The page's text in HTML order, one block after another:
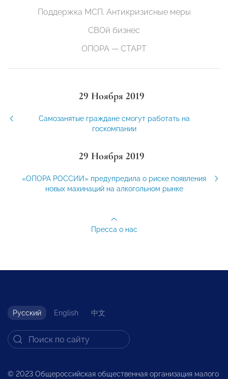
Поддержка МСП. Антикризисные меры
СВОй бизнес
ОПОРА — СТАРТ
29 Ноября 2019
Самозанятые граждане смогут работать на
госкомпании
29 Ноября 2019
«ОПОРА РОССИИ» предупредила о риске появления
новых махинаций на алкогольном рынке
Пресса о нас
Русский English 中文
© 2023 Общероссийская общественная организация малого